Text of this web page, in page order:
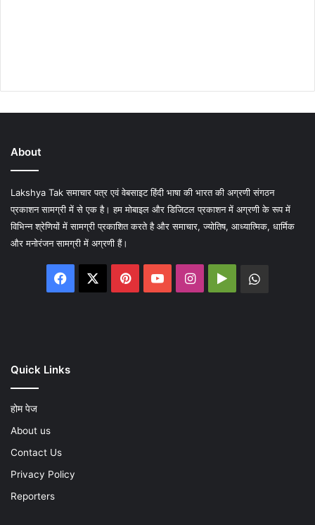
About
Lakshya Tak समाचार पत्र एवं वेबसाइट हिंदी भाषा की भारत की अग्रणी संगठन
प्रकाशन सामग्री में से एक है। हम मोबाइल और डिजिटल प्रकाशन में अग्रणी के रूप में
विभिन्न श्रेणियों में सामग्री प्रकाशित करते है और समाचार, ज्योतिष, आध्यात्मिक, धार्मिक
और मनोरंजन सामग्री में अग्रणी हैं।
Facebook PinterestYouTubeInstagram
Google
Quick Links
होम पेज
About us
Contact Us
Privacy Policy
Reporters